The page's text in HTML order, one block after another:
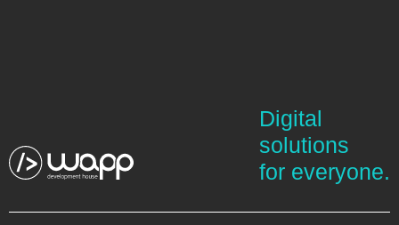
Digital
solutions
for everyone.